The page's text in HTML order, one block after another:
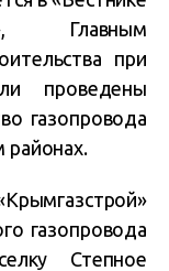
Главным
при
проведены
газопровода
районах.
газопровода
Степное